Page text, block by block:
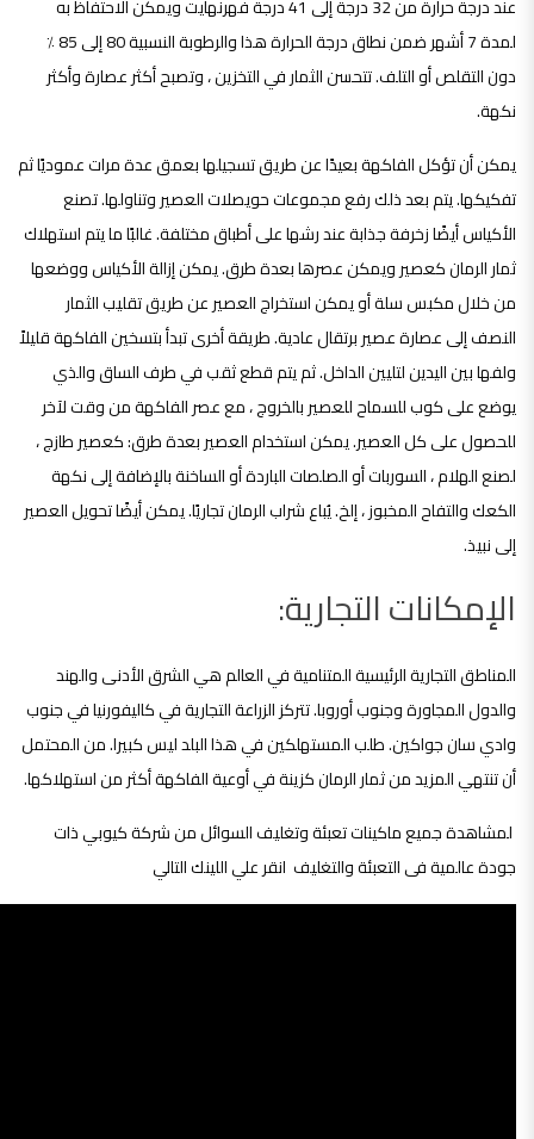
عند درجة حرارة من 32 درجة إلى 41 درجة فهرنهايت ويمكن الاحتفاظ به
لمدة 7 أشهر ضمن نطاق درجة الحرارة هذا والرطوبة النسبية 80 إلى 85 ٪
دون التقلص أو التلف. تتحسن الثمار في التخزين ، وتصبح أكثر عصارة وأكثر
نكهة.
يمكن أن تؤكل الفاكهة بعيدًا عن طريق تسجيلها بعمق عدة مرات عموديًا ثم
تفكيكها. يتم بعد ذلك رفع مجموعات حويصلات العصير وتناولها. تصنع
الأكياس أيضًا زخرفة جذابة عند رشها على أطباق مختلفة. غالبًا ما يتم استهلاك
ثمار الرمان كعصير ويمكن عصرها بعدة طرق. يمكن إزالة الأكياس ووضعها
من خلال مكبس سلة أو يمكن استخراج العصير عن طريق تقليب الثمار
النصف إلى عصارة عصير برتقال عادية. طريقة أخرى تبدأ بتسخين الفاكهة قليلاً
ولفها بين اليدين لتليين الداخل. ثم يتم قطع ثقب في طرف الساق والذي
يوضع على كوب للسماح للعصير بالخروج ، مع عصر الفاكهة من وقت لآخر
للحصول على كل العصير. يمكن استخدام العصير بعدة طرق: كعصير طازج ،
لصنع الهلام ، السوربات أو الصلصات الباردة أو الساخنة بالإضافة إلى نكهة
الكعك والتفاح المخبوز ، إلخ. يُباع شراب الرمان تجاريًا. يمكن أيضًا تحويل العصير
إلى نبيذ.
الإمكانات التجارية:
المناطق التجارية الرئيسية المتنامية في العالم هي الشرق الأدنى والهند
والدول المجاورة وجنوب أوروبا. تتركز الزراعة التجارية في كاليفورنيا في جنوب
وادي سان جواكين. طلب المستهلكين في هذا البلد ليس كبيرا. من المحتمل
أن تنتهي المزيد من ثمار الرمان كزينة في أوعية الفاكهة أكثر من استهلاكها.
لمشاهدة جميع ماكينات تعبئة وتغليف السوائل من شركة كيوبي ذات
جودة عالمية فى التعبئة والتغليف انقر علي اللينك التالي